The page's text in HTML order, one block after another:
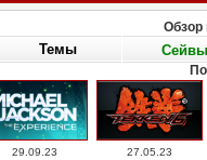
Обзор
Темы Сейвы
01.01.26
01.01.26